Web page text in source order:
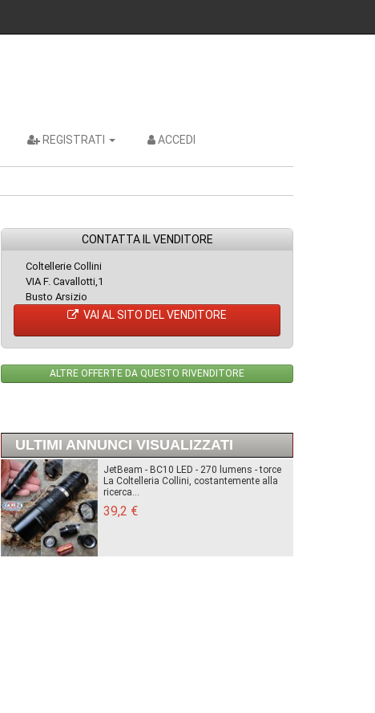
REGISTRATI ACCEDI
CONTATTA IL VENDITORE
Coltellerie Collini
VIA F. Cavallotti,1
Busto Arsizio
VAI AL SITO DEL VENDITORE
ALTRE OFFERTE DA QUESTO RIVENDITORE
ULTIMI ANNUNCI VISUALIZZATI
JetBeam - BC10 LED - 270 lumens - torce
La Coltelleria Collini, costantemente alla
ricerca...
39,2 €